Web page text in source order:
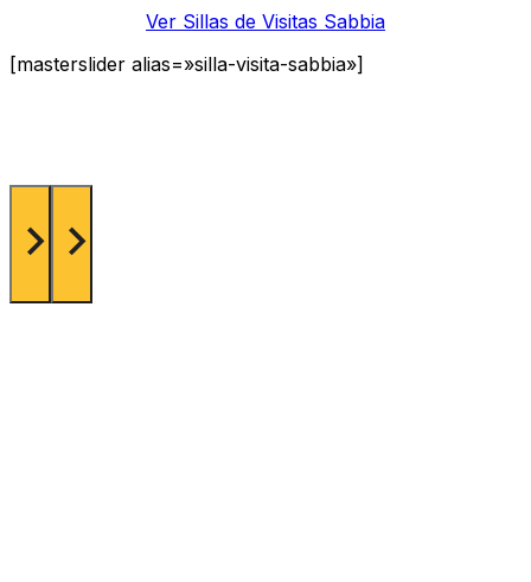
Ver Sillas de Visitas Sabbia
[masterslider alias=»silla-visita-sabbia»]